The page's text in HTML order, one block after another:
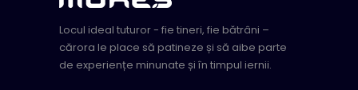
Locul ideal tuturor - fie tineri, fie bătrâni –
cărora le place să patineze și să aibe parte
de experiențe minunate și în timpul iernii.